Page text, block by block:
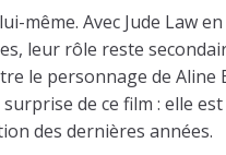
même. Avec Jude Law
leur rôle reste
le personnage de Aline
de ce film : elle
des dernières années.